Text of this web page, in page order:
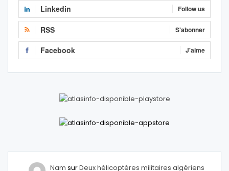
Linkedin Follow us
RSS S'abonner
Facebook J'aime
Nam surDeux hélicoptères militaires algériens